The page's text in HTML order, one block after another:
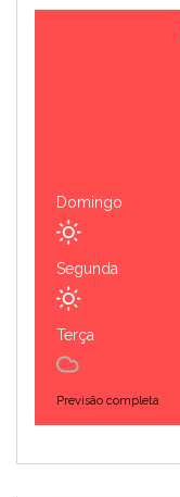
Domingo
Segunda
Terça
Previsão completa